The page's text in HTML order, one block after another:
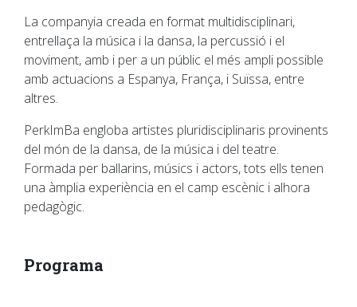
​La companyia creada en format multidisciplinari,
entrellaça la música i la dansa, la percussió i el
moviment, amb i per a un públic el més ampli possible
amb actuacions a Espanya, França, i Suïssa, entre
altres.
PerkImBa engloba artistes pluridisciplinaris provinents
del món de la dansa, de la música i del teatre.
Formada per ballarins, músics i actors, tots ells tenen
una àmplia experiència en el camp escènic i alhora
pedagògic.
Programa